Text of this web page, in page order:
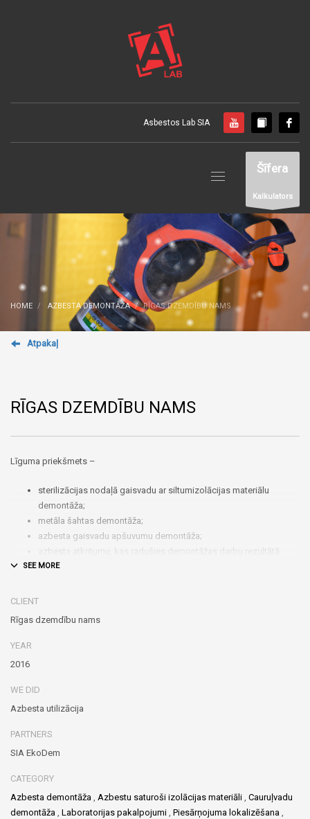
Asbestos Lab SIA
Šīfera
Kalkulators
HOME AZBESTA DEMONTĀŽA RĪGAS DZEMDĪBU NAMS
Atpakaļ
RĪGAS DZEMDĪBU NAMS
Līguma priekšmets –
sterilizācijas nodaļā gaisvadu ar siltumizolācijas materiālu
demontāža;
metāla šahtas demontāža;
azbesta gaisvadu apšuvumu demontāža;
uzkrāšanu un izvešanu uz izgāztuvi azbestu saturošo atkritumu
atkritumu, kas radušies demontāžas darbu rezultātā uzkrāšanu
CLIENT
Rīgas dzemdību nams
YEAR
2016
WE DID
Azbesta utilizācija
PARTNERS
SIA EkoDem
CATEGORY
Azbesta demontāža , Azbestu saturoši izolācijas materiāli , Cauruļvadu
demontāža , Laboratorijas pakalpojumi , Piesārņojuma lokalizēšana ,